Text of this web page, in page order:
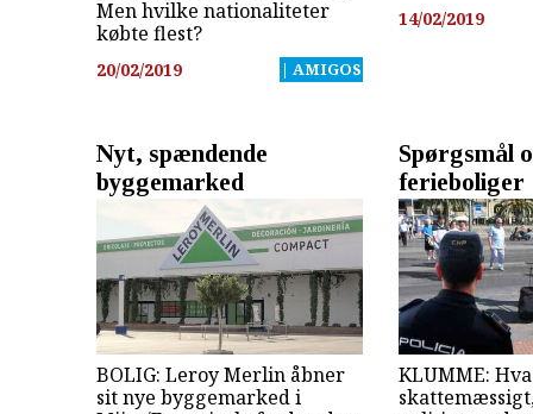
Men hvilke nationaliteter
købte flest?
20/02/2019 | AMIGOS
14/02/2019
Nyt, spændende
byggemarked
BOLIG: Leroy Merlin åbner
sit nye byggemarked i
Spørgsmål
ferieboliger
KLUMME: